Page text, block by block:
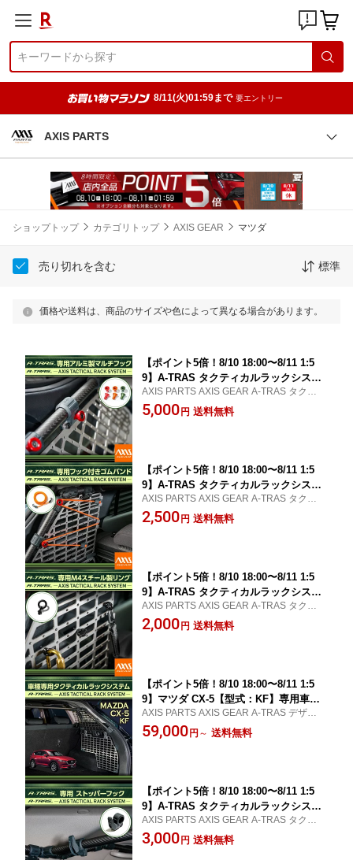
8/11(火)01:59まで 要エントリー
AXIS PARTS
ショップトップ カテゴリトップ AXIS GEAR マツダ
売り切れを含む 標準
価格や送料は、商品のサイズや色によって異なる場合があります。
【ポイント5倍！8/10 18:00〜8/11 1:5
9】A-TRAS タクティカルラックシステ
ム専用アルミ製マルチフック 6個1セッ
トトランクルーム ラゲッジルーム 荷室
AXIS PARTS AXIS GEAR A-TRAS タクティ
カルラックシステム専用オプションパーツ
5,000 円 送料無料
【ポイント5倍！8/10 18:00〜8/11 1:5
9】A-TRAS タクティカルラックシステ
ム専用フック付きゴムバンド トランク
ルーム ラゲッジルーム 荷室 車載 収納
AXIS PARTS AXIS GEAR A-TRAS タクティ
カルラックシステム専用オプションパーツ
2,500 円 送料無料
【ポイント5倍！8/10 18:00〜8/11 1:5
9】A-TRAS タクティカルラックシステ
ム専用M4スチール製リング 8個セットA
-TRAS タクティカルラックシステムト
AXIS PARTS AXIS GEAR A-TRAS タクティ
カルラックシステム専用オプションパーツ
2,000 円 送料無料
【ポイント5倍！8/10 18:00〜8/11 1:5
9】マツダ CX-5【型式：KF】専用車種
専用 A-TRAS タクティカルラックシス
テムトランクルーム ラゲッジルーム 荷
AXIS PARTS AXIS GEAR A-TRAS デザイン
性と機能性を兼ね備えた車種専用ラゲッジ
ルーム拡張ラックシステム！荷室のデッド
59,000 円 ～ 送料無料
【ポイント5倍！8/10 18:00〜8/11 1:5
9】A-TRAS タクティカルラックシステ
ム専用ストッパーフックA-TRAS タクテ
ィカルラックシステムトランクルーム
AXIS PARTS AXIS GEAR A-TRAS タクティ
カルラックシステム専用オプションパーツ
3,000 円 送料無料